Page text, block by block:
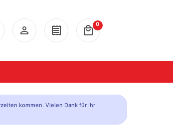
person_outline receipt local_mall
0
kommen. Vielen Dank für Ihr